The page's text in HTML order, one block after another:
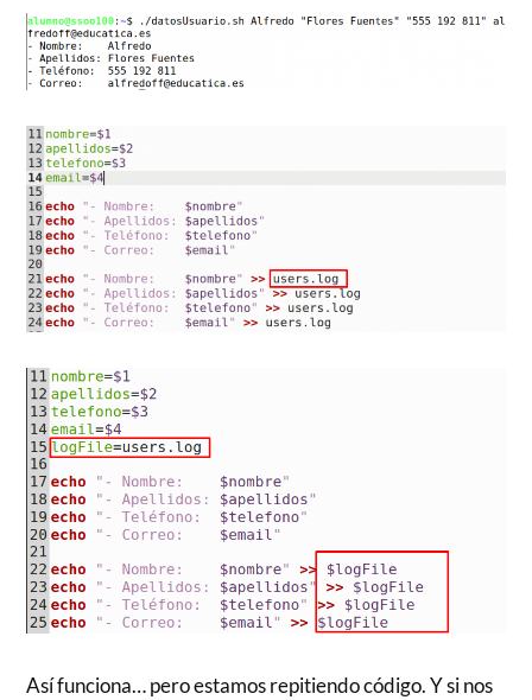
Así funciona… pero estamos repitiendo código. Y si nos